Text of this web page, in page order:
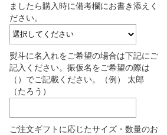
ましたら購入時に備考欄にお書き添えく
ださい。
熨斗に名入れをご希望の場合は下記にご
記入ください。振仮名をご希望の際は
（）でご記載ください。（例） 太郎
（たろう）
ご注文ギフトに応じたサイズ・数量のお